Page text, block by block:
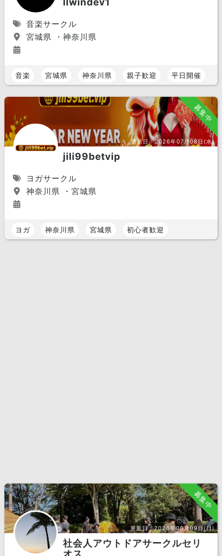
音楽サークル
宮城県 ・神奈川県
音楽 宮城県 神奈川県 親子歓迎 平日開催
募集中
更新日：2026年07月08日(水)
jili99betvip
ヨガサークル
神奈川県 ・宮城県
ヨガ 神奈川県 宮城県 初心者歓迎
募集中
更新日：2026年08月09日(日)
社会人アウトドアサークルセリ
オス